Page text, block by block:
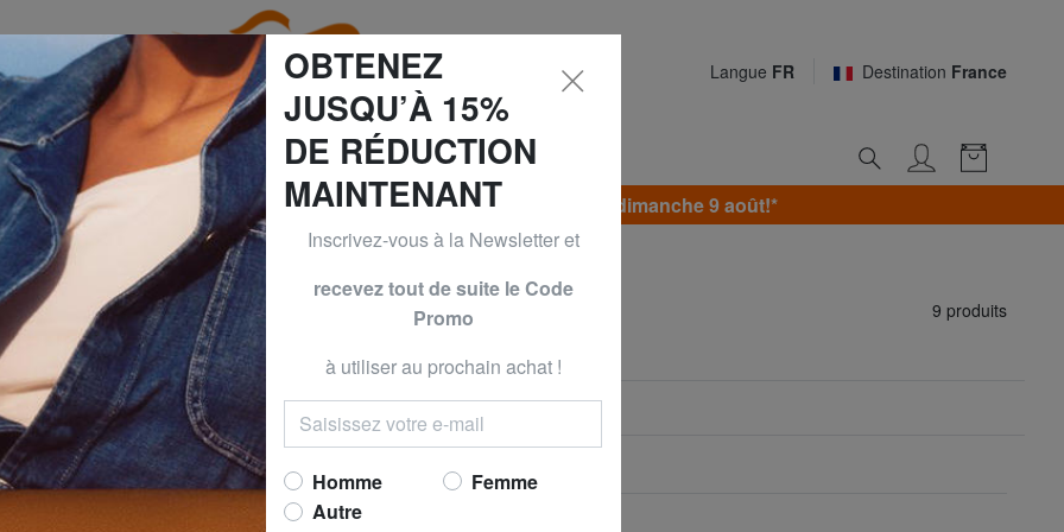
Langue FR Destination France
| -70% & BRACCIALINI à -50% | -60% | -70% Seulement jusqu’au dimanche 9 août!*
Cadeaux d'entreprise
Accueil Cadeaux d'entreprise 9 produits
POLLINI EFFACER TOUS LES FILTRES
OBTENEZ
JUSQU’À 15%
DE RÉDUCTION
MAINTENANT
Inscrivez-vous à la Newsletter et
recevez tout de suite le Code
Promo
à utiliser au prochain achat !
Homme
Femme
Autre